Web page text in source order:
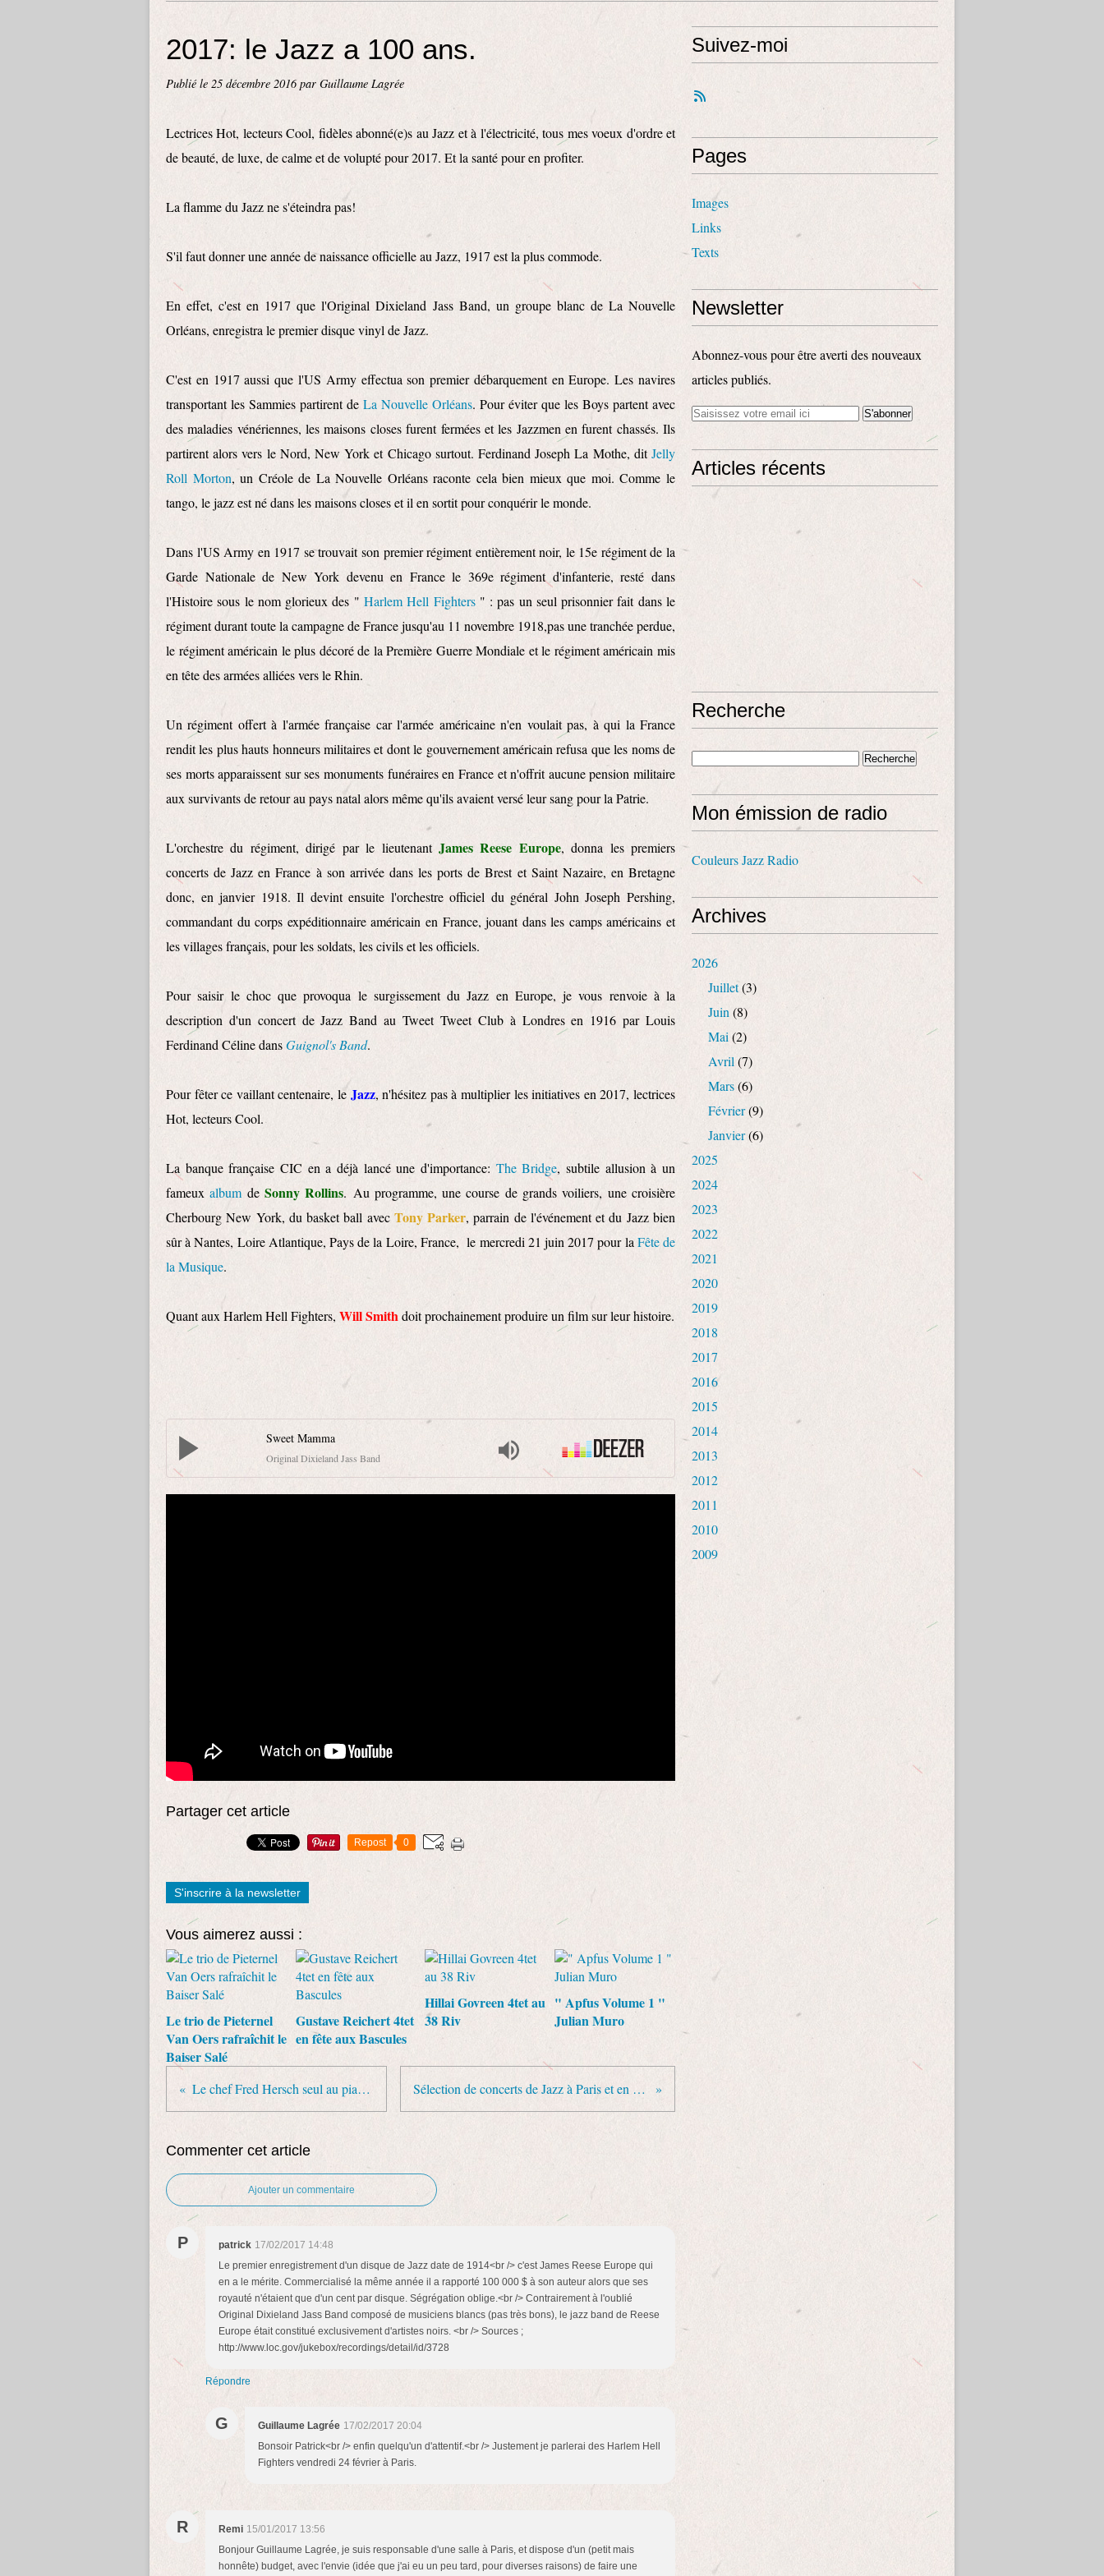
2017: le Jazz a 100 ans.
Publié le 25 décembre 2016par Guillaume Lagrée
Lectrices Hot, lecteurs Cool, fidèles abonné(e)s au Jazz et à l'électricité, tous mes voeux d'ordre et
de beauté, de luxe, de calme et de volupté pour 2017. Et la santé pour en profiter.
La flamme du Jazz ne s'éteindra pas!
S'il faut donner une année de naissance officielle au Jazz, 1917 est la plus commode.
En effet, c'est en 1917 que l'Original Dixieland Jass Band, un groupe blanc de La Nouvelle
Orléans, enregistra le premier disque vinyl de Jazz.
C'est en 1917 aussi que l'US Army effectua son premier débarquement en Europe. Les navires
transportant les Sammies partirent de La Nouvelle Orléans. Pour éviter que les Boys partent avec
des maladies vénériennes, les maisons closes furent fermées et les Jazzmen en furent chassés. Ils
partirent alors vers le Nord, New York et Chicago surtout. Ferdinand Joseph La Mothe, ditJelly
Roll Morton, un Créole de La Nouvelle Orléans raconte cela bien mieux que moi. Comme le
tango, le jazz est né dans les maisons closes et il en sortit pour conquérir le monde.
Dans l'US Army en 1917 se trouvait son premier régiment entièrement noir, le 15e régiment de la
Garde Nationale de New York devenu en France le 369e régiment d'infanterie, resté dans
l'Histoire sous le nom glorieux des " Harlem Hell Fighters" : pas un seul prisonnier fait dans le
régiment durant toute la campagne de France jusqu'au 11 novembre 1918,pas une tranchée perdue,
le régiment américain le plus décoré de la Première Guerre Mondiale et le régiment américain mis
en tête des armées alliées vers le Rhin.
Un régiment offert à l'armée française car l'armée américaine n'en voulait pas, à qui la France
rendit les plus hauts honneurs militaires et dont le gouvernement américain refusa que les noms de
ses morts apparaissent sur ses monuments funéraires en France et n'offrit aucune pension militaire
aux survivants de retour au pays natal alors même qu'ils avaient versé leur sang pour la Patrie.
L'orchestre du régiment, dirigé par le lieutenant James Reese Europe, donna les premiers
concerts de Jazz en France à son arrivée dans les ports de Brest et Saint Nazaire, en Bretagne
donc, en janvier 1918. Il devint ensuite l'orchestre officiel du général John Joseph Pershing,
commandant du corps expéditionnaire américain en France, jouant dans les camps américains et
les villages français, pour les soldats, les civils et les officiels.
Pour saisir le choc que provoqua le surgissement du Jazz en Europe, je vous renvoie à la
description d'un concert de Jazz Band au Tweet Tweet Club à Londres en 1916 par Louis
Ferdinand Céline dansGuignol's Band.
Pour fêter ce vaillant centenaire, le Jazz, n'hésitez pas à multiplier les initiatives en 2017, lectrices
Hot, lecteurs Cool.
La banque française CIC en a déjà lancé une d'importance: The Bridge, subtile allusion à un
fameux album de Sonny Rollins. Au programme, une course de grands voiliers, une croisière
Cherbourg New York, du basket ball avec Tony Parker, parrain de l'événement et du Jazz bien
sûr à Nantes, Loire Atlantique, Pays de la Loire, France, le mercredi 21 juin 2017 pour la Fête de
la Musique.
Quant aux Harlem Hell Fighters, Will Smithdoit prochainement produire un film sur leur histoire.
Sweet Mamma
Original Dixieland Jass Band
Partager cet article
Repost 0
S'inscrire à la newsletter
Vous aimerez aussi :
Le trio de Pieternel
Van Oers rafraîchit le
Baiser Salé
Gustave Reichert 4tet
en fête aux Bascules
Hillai Govreen 4tet au
38 Riv
" Apfus Volume 1 "
Julian Muro
Le chef Fred Hersch seul au piano du Duc des Lombards Sélection de concerts de Jazz à Paris et en Ile de France pour janvier 2017
Commenter cet article
Ajouter un commentaire
P patrick 17/02/2017 14:48
Le premier enregistrement d'un disque de Jazz date de 1914<br /> c'est James Reese Europe qui
en a le mérite. Commercialisé la même année il a rapporté 100 000 $ à son auteur alors que ses
royauté n'étaient que d'un cent par disque. Ségrégation oblige.<br /> Contrairement à l'oublié
Original Dixieland Jass Band composé de musiciens blancs (pas très bons), le jazz band de Reese
Europe était constitué exclusivement d'artistes noirs. <br /> Sources ;
http://www.loc.gov/jukebox/recordings/detail/id/3728
Répondre
G Guillaume Lagrée 17/02/2017 20:04
Bonsoir Patrick<br /> enfin quelqu'un d'attentif.<br /> Justement je parlerai des Harlem Hell
Fighters vendredi 24 février à Paris.
R Remi 15/01/2017 13:56
Bonjour Guillaume Lagrée, je suis responsable d'une salle à Paris, et dispose d'un (petit mais
honnête) budget, avec l'envie (idée que j'ai eu un peu tard, pour diverses raisons) de faire une
Suivez-moi
Pages
Images
Links
Texts
Newsletter
Abonnez-vous pour être averti des nouveaux
articles publiés.
Articles récents
Recherche
Mon émission de radio
Couleurs Jazz Radio
Archives
2026
Juillet(3)
Juin (8)
Mai (2)
Avril (7)
Mars(6)
Février(9)
Janvier(6)
2025
2024
2023
2022
2021
2020
2019
2018
2017
2016
2015
2014
2013
2012
2011
2010
2009